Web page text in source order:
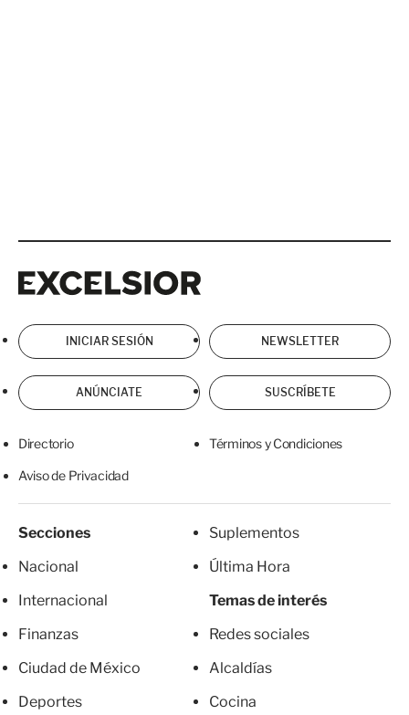
INICIAR SESIÓN NEWSLETTER
ANÚNCIATE SUSCRÍBETE
Directorio Términos y Condiciones
Aviso de Privacidad
Secciones
Nacional
Internacional
Finanzas
Ciudad de México
Deportes
Suplementos
Última Hora
Temas de interés
Redes sociales
Alcaldías
Cocina